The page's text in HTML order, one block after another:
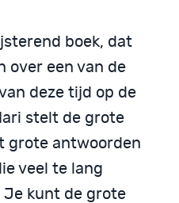
boek, dat
over een van de
deze tijd op de
stelt de grote
grote antwoorden
veel te lang
Je kunt de grote